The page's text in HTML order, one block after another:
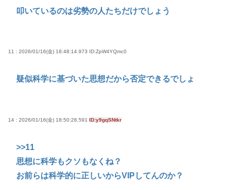
叩いているのは劣勢の人たちだけでしょう
11 : 2026/01/16(金) 18:48:14.973 ID:ZpW4YQmc0
疑似科学に基づいた思想だから否定できるでしょ
14 : 2026/01/16(金) 18:50:28.591 ID:y9gqSNtkr
>>11
思想に科学もクソもなくね？
お前らは科学的に正しいからVIPしてんのか？